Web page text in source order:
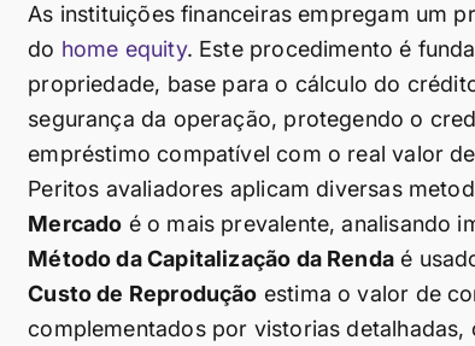
As instituições financeiras empregam um
do home equity. Este procedimento é
propriedade, base para o cálculo do
segurança da operação, protegendo o
empréstimo compatível com o real valor
Peritos avaliadores aplicam diversas
Mercado é o mais prevalente, analisando
Método da Capitalização da Renda é
Custo de Reprodução estima o valor de
complementados por vistorias